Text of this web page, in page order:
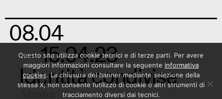
08.04
— 15.04.23
Identità condivise
Questo sito utilizza cookie tecnici e di terze parti. Per avere
maggiori informazioni consultare la seguente informativa
cookies. La chiusura del banner mediante selezione della
stessa X, non consente l’utilizzo di cookie o altri strumenti di
tracciamento diversi dai tecnici.